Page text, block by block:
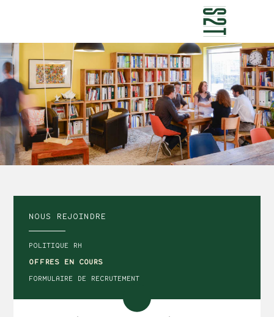
NOUS REJOINDRE
POLITIQUE RH
OFFRES EN COURS
FORMULAIRE DE RECRUTEMENT